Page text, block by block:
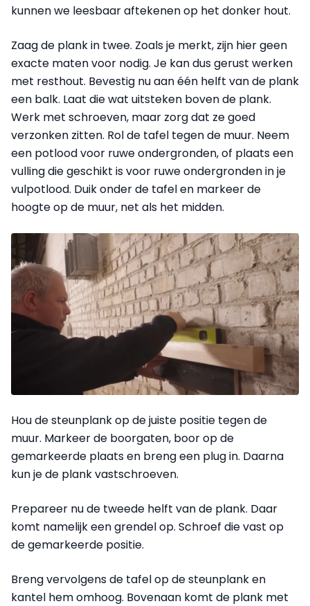
kunnen we leesbaar aftekenen op het donker hout.
Zaag de plank in twee. Zoals je merkt, zijn hier geen
exacte maten voor nodig. Je kan dus gerust werken
met resthout. Bevestig nu aan één helft van de plank
een balk. Laat die wat uitsteken boven de plank.
Werk met schroeven, maar zorg dat ze goed
verzonken zitten. Rol de tafel tegen de muur. Neem
een potlood voor ruwe ondergronden, of plaats een
vulling die geschikt is voor ruwe ondergronden in je
vulpotlood. Duik onder de tafel en markeer de
hoogte op de muur, net als het midden.
Hou de steunplank op de juiste positie tegen de
muur. Markeer de boorgaten, boor op de
gemarkeerde plaats en breng een plug in. Daarna
kun je de plank vastschroeven.
Prepareer nu de tweede helft van de plank. Daar
komt namelijk een grendel op. Schroef die vast op
de gemarkeerde positie.
Breng vervolgens de tafel op de steunplank en
kantel hem omhoog. Bovenaan komt de plank met